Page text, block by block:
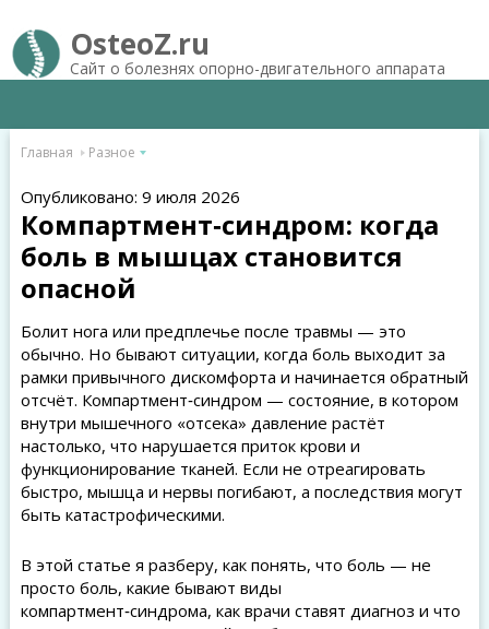
OsteoZ.ru
Сайт о болезнях опорно-двигательного аппарата
Главная Разное
Опубликовано: 9 июля 2026
Компартмент‑синдром: когда
боль в мышцах становится
опасной
Болит нога или предплечье после травмы — это
обычно. Но бывают ситуации, когда боль выходит за
рамки привычного дискомфорта и начинается обратный
отсчёт. Компартмент‑синдром — состояние, в котором
внутри мышечного «отсека» давление растёт
настолько, что нарушается приток крови и
функционирование тканей. Если не отреагировать
быстро, мышца и нервы погибают, а последствия могут
быть катастрофическими.
В этой статье я разберу, как понять, что боль — не
просто боль, какие бывают виды
компартмент‑синдрома, как врачи ставят диагноз и что